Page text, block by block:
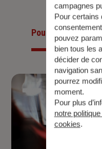
Pour les
campagnes
Pour certains
pouvez
bien tous les
décider de
navigation
pourrez
moment.
Pour plus
notre
cookies.